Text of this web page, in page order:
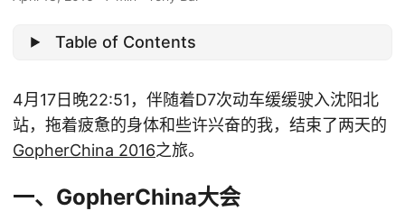
Table of Contents
4月17日晚22:51，伴随着D7次动车缓缓驶入沈阳北
站，拖着疲惫的身体和些许兴奋的我，结束了两天的
GopherChina 2016之旅。
一、GopherChina大会